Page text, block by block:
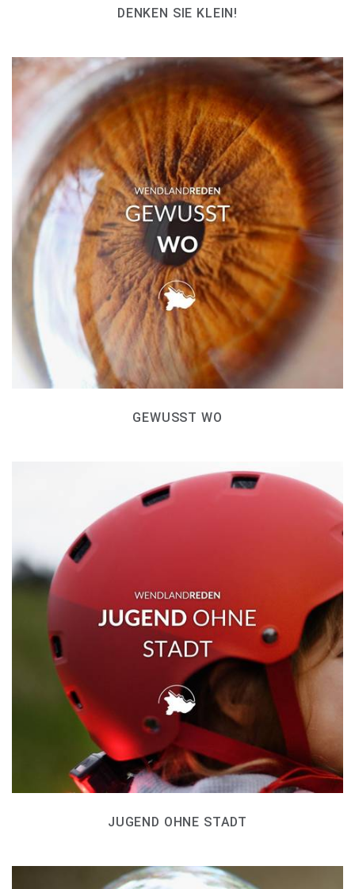
DENKEN SIE KLEIN!
GEWUSST WO
JUGEND OHNE STADT